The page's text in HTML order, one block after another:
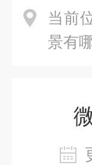
当前
景有